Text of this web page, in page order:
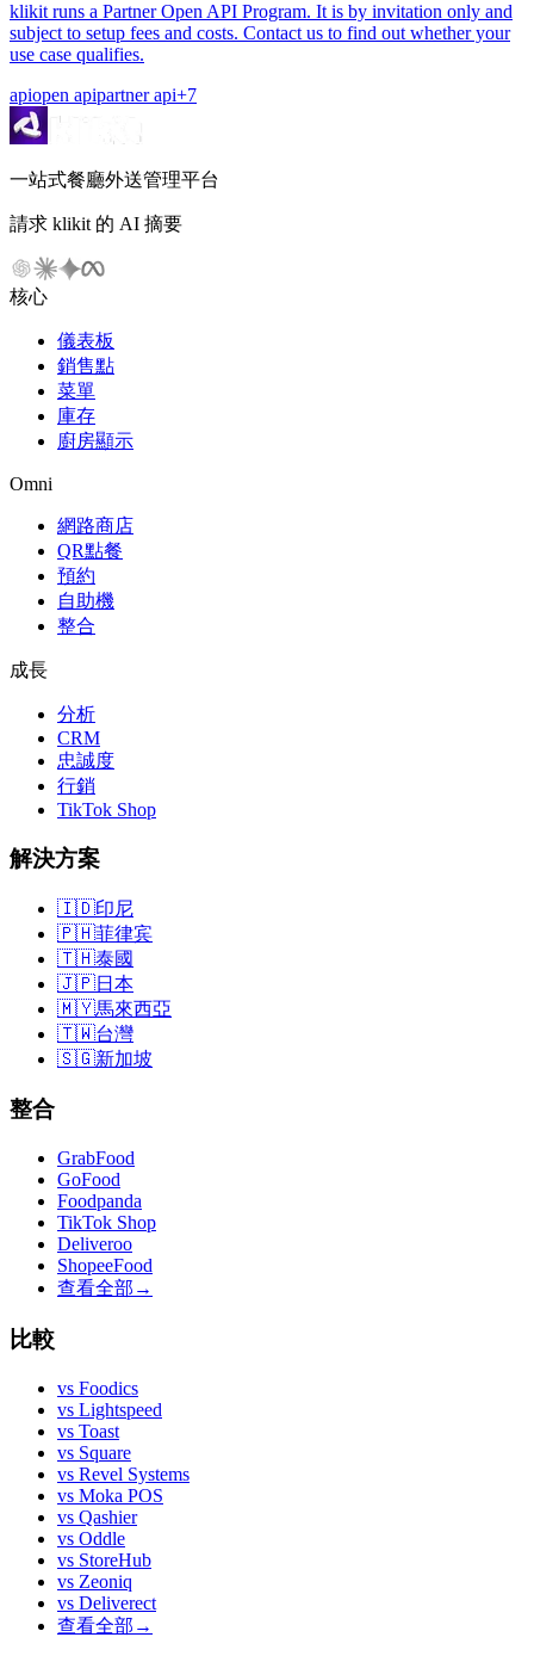
klikit runs a Partner Open API Program. It is by invitation only and
subject to setup fees and costs. Contact us to find out whether your
use case qualifies.
apiopen apipartner api+7
一站式餐廳外送管理平台
請求 klikit 的 AI 摘要
核心
儀表板
銷售點
菜單
庫存
廚房顯示
Omni
網路商店
QR點餐
預約
自助機
整合
成長
分析
CRM
忠誠度
行銷
TikTok Shop
解決方案
🇮🇩印尼
🇵🇭菲律宾
🇹🇭泰國
🇯🇵日本
🇲🇾馬來西亞
🇹🇼台灣
🇸🇬新加坡
整合
GrabFood
GoFood
Foodpanda
TikTok Shop
Deliveroo
ShopeeFood
查看全部 →
比較
vs Foodics
vs Lightspeed
vs Toast
vs Square
vs Revel Systems
vs Moka POS
vs Qashier
vs Oddle
vs StoreHub
vs Zeoniq
vs Deliverect
查看全部 →